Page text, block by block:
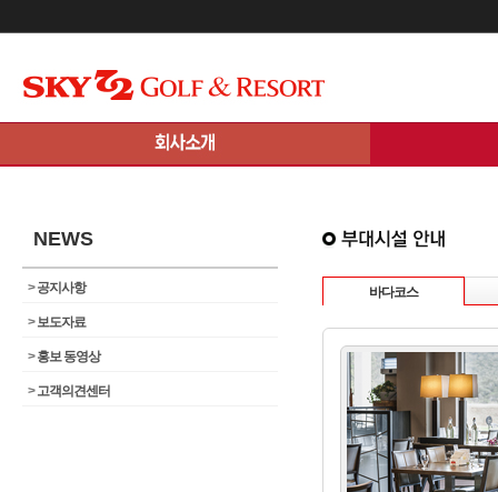
NEWS
>공지사항
>보도자료
>홍보 동영상
>고객의견센터
바다코스